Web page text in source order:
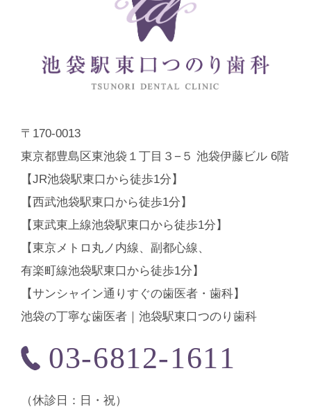
〒170-0013
東京都豊島区東池袋１丁目３−５ 池袋伊藤ビル 6階
【JR池袋駅東口から徒歩1分】
【西武池袋駅東口から徒歩1分】
【東武東上線池袋駅東口から徒歩1分】
【東京メトロ丸ノ内線、副都心線、
有楽町線池袋駅東口から徒歩1分】
【サンシャイン通りすぐの歯医者・歯科】
池袋の丁寧な歯医者｜池袋駅東口つのり歯科
03-6812-1611
（休診⽇：日・祝）